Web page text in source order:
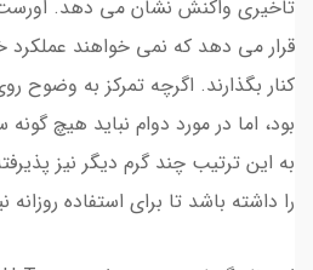
تاخیری واکنش نشان می دهد. اورست
قرار می دهد که نمی خواهند عملکرد
کنار بگذارند. اگرچه تمرکز به وضوح
بود، اما در مورد دوام نباید هیچ
به این ترتیب چند گرم دیگر نیز
را داشته باشد تا برای استفاده